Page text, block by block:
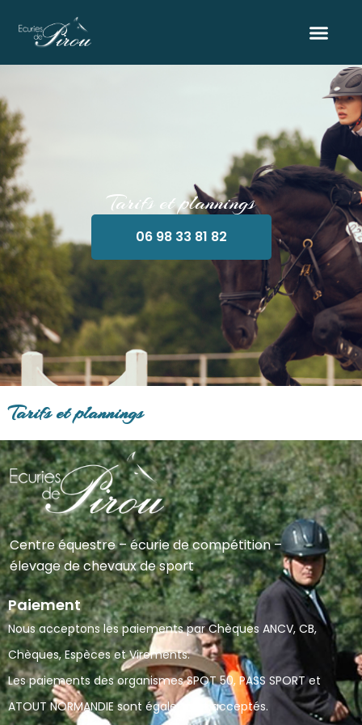
Tarifs et plannings
06 98 33 81 82
Tarifs et plannings
Centre équestre – écurie de compétition –
élevage de chevaux de sport
Paiement
Nous acceptons les paiements par Chèques ANCV, CB,
Chèques, Espèces et Virements.
Les paiements des organismes SPOT 50, PASS SPORT et
ATOUT NORMANDIE sont également acceptés.